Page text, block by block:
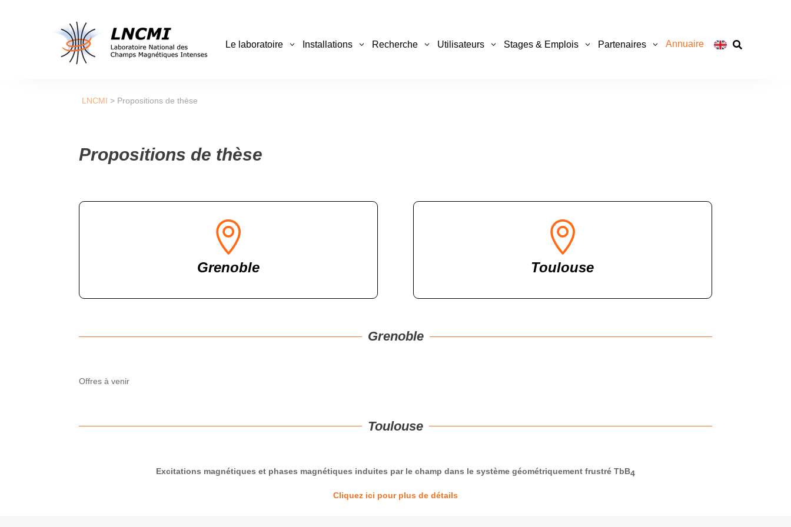
Le laboratoire Installations Recherche Utilisateurs Stages & Emplois Partenaires Annuaire 
LNCMI > Propositions de thèse
Propositions de thèse

Grenoble

Toulouse
Grenoble
Offres à venir
Toulouse
Excitations magnétiques et phases magnétiques induites par le champ dans le système géométriquement frustré TbB4
Cliquez ici pour plus de détails